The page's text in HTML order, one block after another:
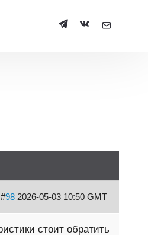
#98 2026-05-03 10:50 GMT
стоит обратить